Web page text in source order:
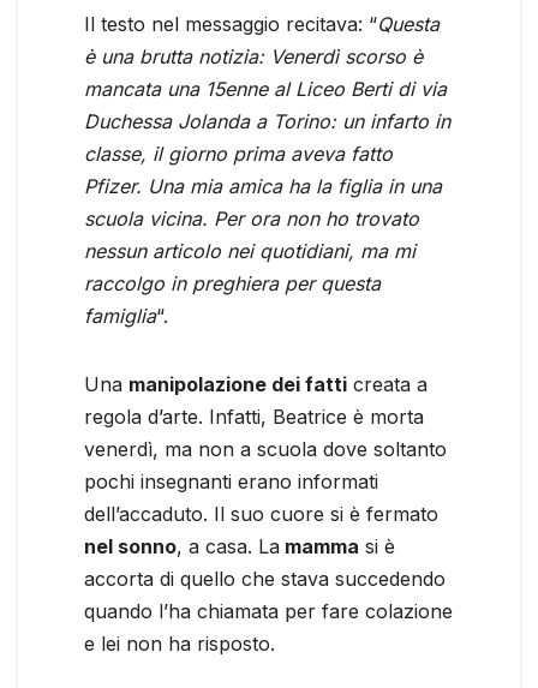
Il testo nel messaggio recitava: “Questa
è una brutta notizia: Venerdì scorso è
mancata una 15enne al Liceo Berti di via
Duchessa Jolanda a Torino: un infarto in
classe, il giorno prima aveva fatto
Pfizer. Una mia amica ha la figlia in una
scuola vicina. Per ora non ho trovato
nessun articolo nei quotidiani, ma mi
raccolgo in preghiera per questa
famiglia“.
Una manipolazione dei fatti creata a
regola d’arte. Infatti, Beatrice è morta
venerdì, ma non a scuola dove soltanto
pochi insegnanti erano informati
dell’accaduto. Il suo cuore si è fermato
nel sonno, a casa. La mamma si è
accorta di quello che stava succedendo
quando l’ha chiamata per fare colazione
e lei non ha risposto.